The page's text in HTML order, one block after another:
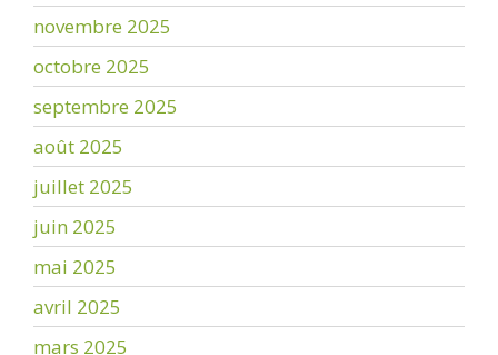
novembre 2025
octobre 2025
septembre 2025
août 2025
juillet 2025
juin 2025
mai 2025
avril 2025
mars 2025